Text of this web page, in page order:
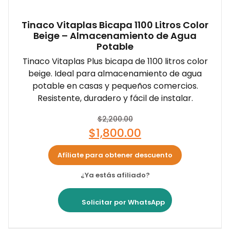
Tinaco Vitaplas Bicapa 1100 Litros Color
Beige – Almacenamiento de Agua
Potable
Tinaco Vitaplas Plus bicapa de 1100 litros color
beige. Ideal para almacenamiento de agua
potable en casas y pequeños comercios.
Resistente, duradero y fácil de instalar.
$2,200.00
$1,800.00
Afíliate para obtener descuento
¿Ya estás afiliado?
Solicitar por WhatsApp